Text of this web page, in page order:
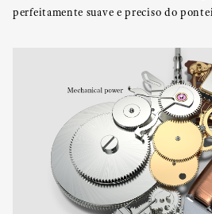
perfeitamente suave e preciso do